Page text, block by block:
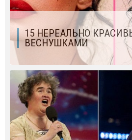
15 НЕРЕАЛЬНО
ВЕСНУШКАМИ